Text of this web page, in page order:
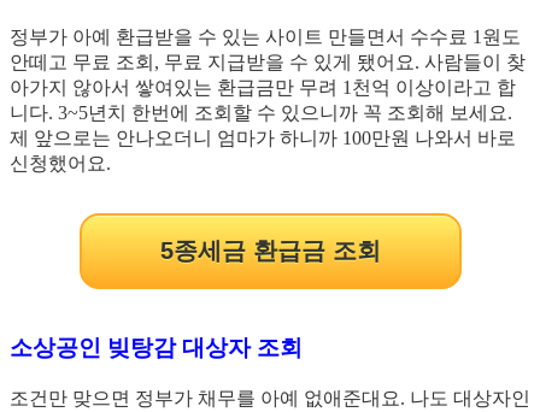
정부가 아예 환급받을 수 있는 사이트 만들면서 수수료 1원도
안떼고 무료 조회, 무료 지급받을 수 있게 됐어요. 사람들이 찾
아가지 않아서 쌓여있는 환급금만 무려 1천억 이상이라고 합
니다. 3~5년치 한번에 조회할 수 있으니까 꼭 조회해 보세요.
제 앞으로는 안나오더니 엄마가 하니까 100만원 나와서 바로
신청했어요.
5종세금 환급금 조회
소상공인 빚탕감 대상자 조회
조건만 맞으면 정부가 채무를 아예 없애준대요. 나도 대상자인